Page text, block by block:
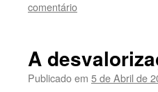
comentário
A
Publicado em 5 de Abril de